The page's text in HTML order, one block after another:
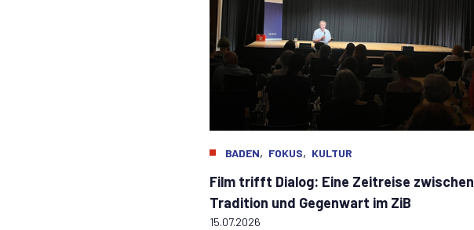
BADEN, FOKUS, KULTUR
Film trifft Dialog: Eine Zeitreise zwischen
Tradition und Gegenwart im ZiB
15.07.2026